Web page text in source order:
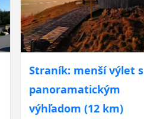
Straník: menší výlet s
panoramatickým
výhľadom (12 km)